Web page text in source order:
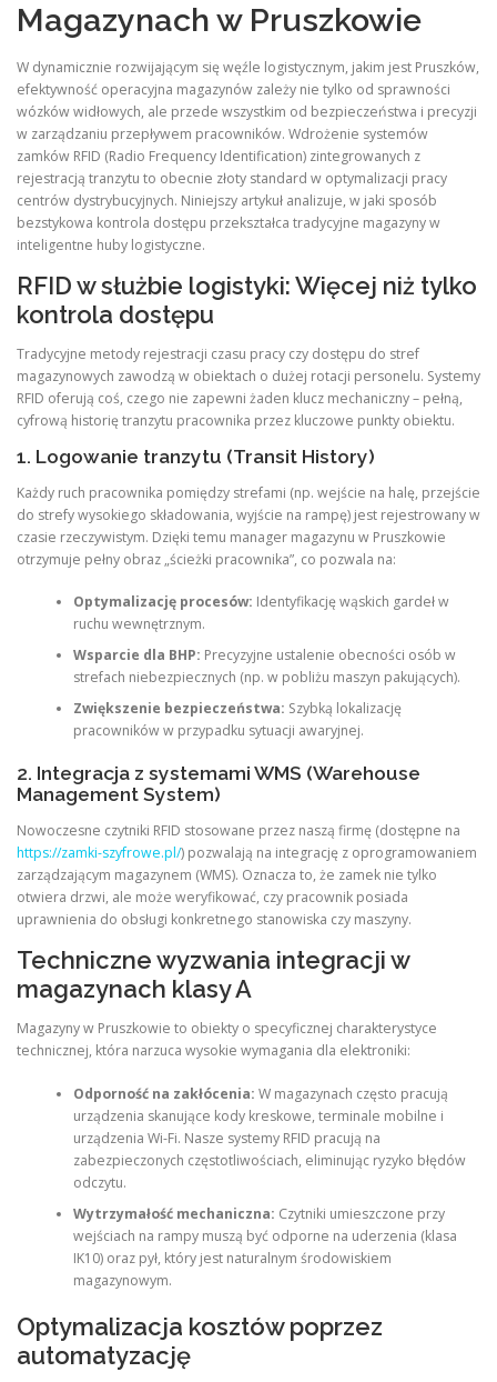
Magazynach w Pruszkowie
W dynamicznie rozwijającym się węźle logistycznym, jakim jest Pruszków,
efektywność operacyjna magazynów zależy nie tylko od sprawności
wózków widłowych, ale przede wszystkim od bezpieczeństwa i precyzji
w zarządzaniu przepływem pracowników. Wdrożenie systemów
zamków RFID (Radio Frequency Identification) zintegrowanych z
rejestracją tranzytu to obecnie złoty standard w optymalizacji pracy
centrów dystrybucyjnych. Niniejszy artykuł analizuje, w jaki sposób
bezstykowa kontrola dostępu przekształca tradycyjne magazyny w
inteligentne huby logistyczne.
RFID w służbie logistyki: Więcej niż tylko
kontrola dostępu
Tradycyjne metody rejestracji czasu pracy czy dostępu do stref
magazynowych zawodzą w obiektach o dużej rotacji personelu. Systemy
RFID oferują coś, czego nie zapewni żaden klucz mechaniczny – pełną,
cyfrową historię tranzytu pracownika przez kluczowe punkty obiektu.
1. Logowanie tranzytu (Transit History)
Każdy ruch pracownika pomiędzy strefami (np. wejście na halę, przejście
do strefy wysokiego składowania, wyjście na rampę) jest rejestrowany w
czasie rzeczywistym. Dzięki temu manager magazynu w Pruszkowie
otrzymuje pełny obraz „ścieżki pracownika”, co pozwala na:
Optymalizację procesów: Identyfikację wąskich gardeł w
ruchu wewnętrznym.
Wsparcie dla BHP: Precyzyjne ustalenie obecności osób w
strefach niebezpiecznych (np. w pobliżu maszyn pakujących).
Zwiększenie bezpieczeństwa: Szybką lokalizację
pracowników w przypadku sytuacji awaryjnej.
2. Integracja z systemami WMS (Warehouse
Management System)
Nowoczesne czytniki RFID stosowane przez naszą firmę (dostępne na
https://zamki-szyfrowe.pl/) pozwalają na integrację z oprogramowaniem
zarządzającym magazynem (WMS). Oznacza to, że zamek nie tylko
otwiera drzwi, ale może weryfikować, czy pracownik posiada
uprawnienia do obsługi konkretnego stanowiska czy maszyny.
Techniczne wyzwania integracji w
magazynach klasy A
Magazyny w Pruszkowie to obiekty o specyficznej charakterystyce
technicznej, która narzuca wysokie wymagania dla elektroniki:
Odporność na zakłócenia: W magazynach często pracują
urządzenia skanujące kody kreskowe, terminale mobilne i
urządzenia Wi-Fi. Nasze systemy RFID pracują na
zabezpieczonych częstotliwościach, eliminując ryzyko błędów
odczytu.
Wytrzymałość mechaniczna: Czytniki umieszczone przy
wejściach na rampy muszą być odporne na uderzenia (klasa
IK10) oraz pył, który jest naturalnym środowiskiem
magazynowym.
Optymalizacja kosztów poprzez
automatyzację